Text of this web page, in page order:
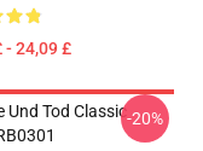
- 24,09 £
Und Tod Classic-20%